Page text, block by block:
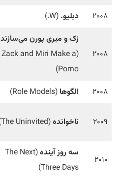
۲۰۰۸ دبلیو. (W.)
۲۰۰۸
زک و میری پورن می‌سازند
(Zack and Miri Make a
Porno)
۲۰۰۸
الگوها (Role Models)
۲۰۰۹ ناخوانده(The Uninvited)
۲۰۱۰
سه روز آینده (The Next
Three Days)